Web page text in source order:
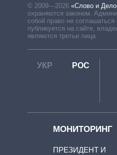
© 2009—2026 «Слово и
охраняются законом.
собой право не
публикуется на сайте,
являются третьи лица.
УКР РОС
МОНИТОРИНГ
ПРЕЗИДЕНТ И